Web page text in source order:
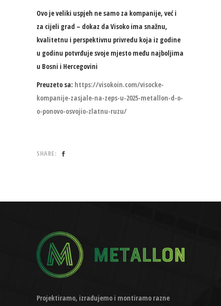
Ovo je veliki uspjeh ne samo za kompanije, već i
za cijeli grad – dokaz da Visoko ima snažnu,
kvalitetnu i perspektivnu privredu koja iz godine
u godinu potvrđuje svoje mjesto među najboljima
u Bosni i Hercegovini
Preuzeto sa: https://visokoin.com/visocke-
kompanije-zasjale-na-zeps-u-2025-metallon-d-o-
o-ponovo-osvojio-zlatnu-ruzu/
SHARE:
Projektiramo, izrađujemo i montiramo razne